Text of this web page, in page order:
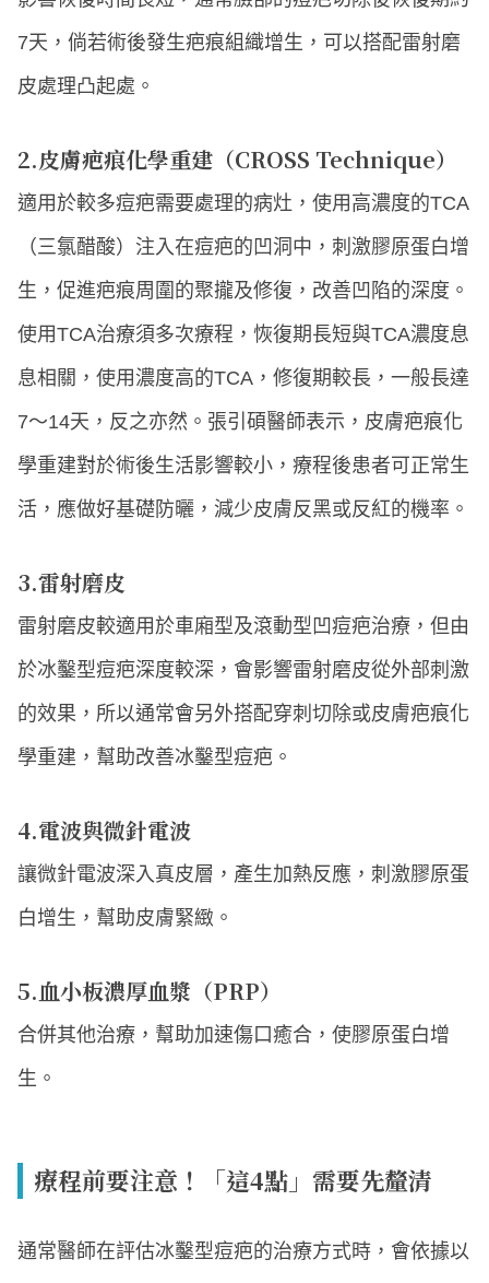
7天，倘若術後發生疤痕組織增生，可以搭配雷射磨
皮處理凸起處。
2.皮膚疤痕化學重建（CROSS Technique）
適用於較多痘疤需要處理的病灶，使用高濃度的TCA
（三氯醋酸）注入在痘疤的凹洞中，刺激膠原蛋白增
生，促進疤痕周圍的聚攏及修復，改善凹陷的深度。
使用TCA治療須多次療程，恢復期長短與TCA濃度息
息相關，使用濃度高的TCA，修復期較長，一般長達
7～14天，反之亦然。張引碩醫師表示，皮膚疤痕化
學重建對於術後生活影響較小，療程後患者可正常生
活，應做好基礎防曬，減少皮膚反黑或反紅的機率。
3.雷射磨皮
雷射磨皮較適用於車廂型及滾動型凹痘疤治療，但由
於冰鑿型痘疤深度較深，會影響雷射磨皮從外部刺激
的效果，所以通常會另外搭配穿刺切除或皮膚疤痕化
學重建，幫助改善冰鑿型痘疤。
4.電波與微針電波
讓微針電波深入真皮層，產生加熱反應，刺激膠原蛋
白增生，幫助皮膚緊緻。
5.血小板濃厚血漿（PRP）
合併其他治療，幫助加速傷口癒合，使膠原蛋白增
生。
療程前要注意！「這4點」需要先釐清
通常醫師在評估冰鑿型痘疤的治療方式時，會依據以